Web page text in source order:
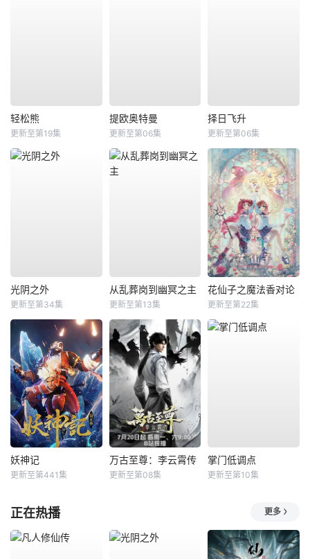
轻松熊
更新至第19集
提欧奥特曼
更新至第06集
择日飞升
更新至第06集
光阴之外
更新至第34集
从乱葬岗到幽冥之主
更新至第13集
花仙子之魔法香对论
更新至第22集
妖神记
更新至第441集
万古至尊：李云霄传
更新至第08集
掌门低调点
更新至第10集
正在热播 更多